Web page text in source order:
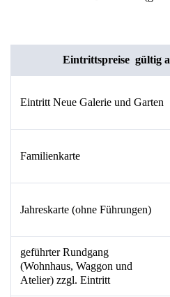
Eintrittspreise gültig
Eintritt Neue Galerie und Garten
Familienkarte
Jahreskarte (ohne Führungen)
geführter Rundgang
(Wohnhaus, Waggon und
Atelier) zzgl. Eintritt